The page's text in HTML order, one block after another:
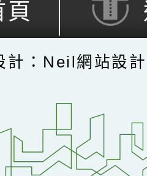
頁
計：Neil網站設